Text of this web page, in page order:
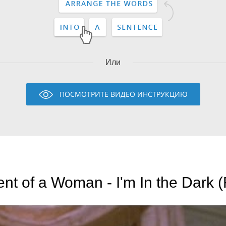
Или
ПОСМОТРИТЕ ВИДЕО ИНСТРУКЦИЮ
of a Woman - I'm In the Dark